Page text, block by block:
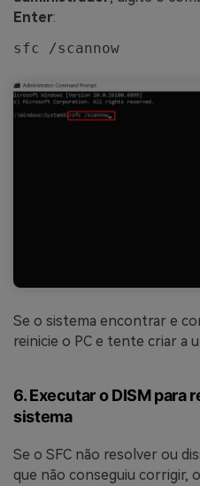
Enter:
sfc /scannow
Se o sistema encontrar e
reinicie o PC e tente criar a
6. Executar o DISM para
sistema
Se o SFC não resolver ou
que não conseguiu corrigir,